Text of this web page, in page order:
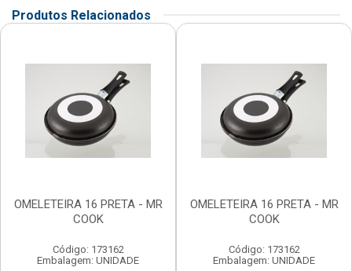
Produtos Relacionados
OMELETEIRA 16 PRETA - MR
COOK
Código: 173162
Embalagem: UNIDADE
OMELETEIRA 16 PRETA - MR
COOK
Código: 173162
Embalagem: UNIDADE